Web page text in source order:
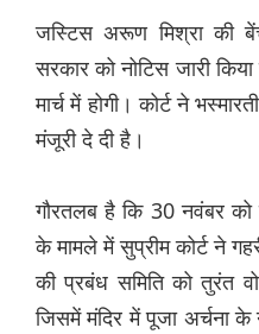
जस्टिस अरूण मिश्रा की
सरकार को नोटिस जारी
मार्च में होगी। कोर्ट ने
मंजूरी दे दी है।
गौरतलब है कि 30 नवंबर को
के मामले में सुप्रीम कोर्ट ने
की प्रबंध समिति को तुरंत
जिसमें मंदिर में पूजा अर्चना के